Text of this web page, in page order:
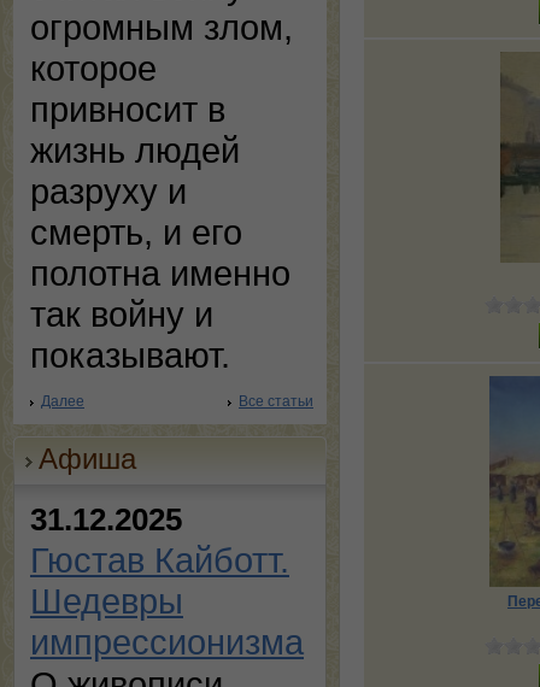
огромным злом,
которое
привносит в
жизнь людей
разруху и
смерть, и его
полотна именно
так войну и
показывают.
Далее Все статьи
Афиша
31.12.2025
Гюстав Кайботт.
Шедевры
импрессионизма